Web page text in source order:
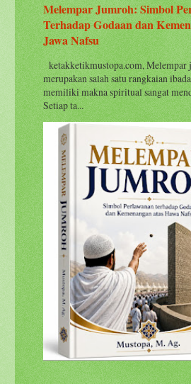
Melempar Jumroh: Simbol
Terhadap Godaan dan
Jawa Nafsu
ketakketikmustopa.com, Melempar
merupakan salah satu rangkaian
memiliki makna spiritual sangat
Setiap ta...